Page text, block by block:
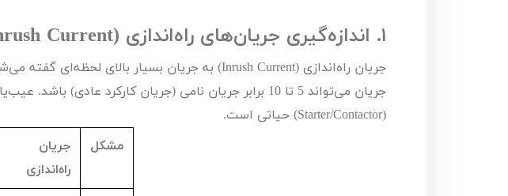
شناور چاه عمیق
سمپاش
بخارشو
سایر پمپ
موتور تک
موتور پمپ
سمپاش
۱. اندازه‌گیری جریان‌های راه‌اندازی (Current
جریان راه‌اندازی (Inrush Current) به جریان بسیار بالای لحظه‌ای گفته
جریان می‌تواند5 تا10 برابر جریان نامی (جریان کارکرد عادی) باشد.
(
Starter/Contactor) حیاتی است.
مشکل
جریان
راه‌اندازی